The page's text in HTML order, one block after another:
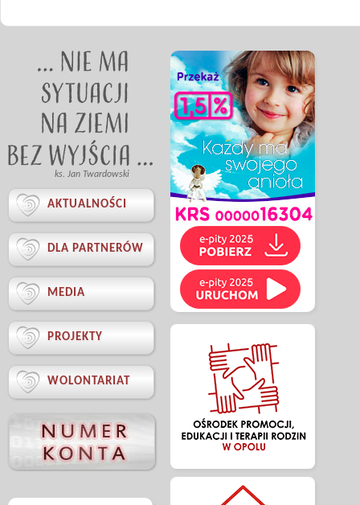
ks. Jan Twardowski
 AKTUALNOŚCI
 DLA PARTNERÓW
 MEDIA
 PROJEKTY
 WOLONTARIAT